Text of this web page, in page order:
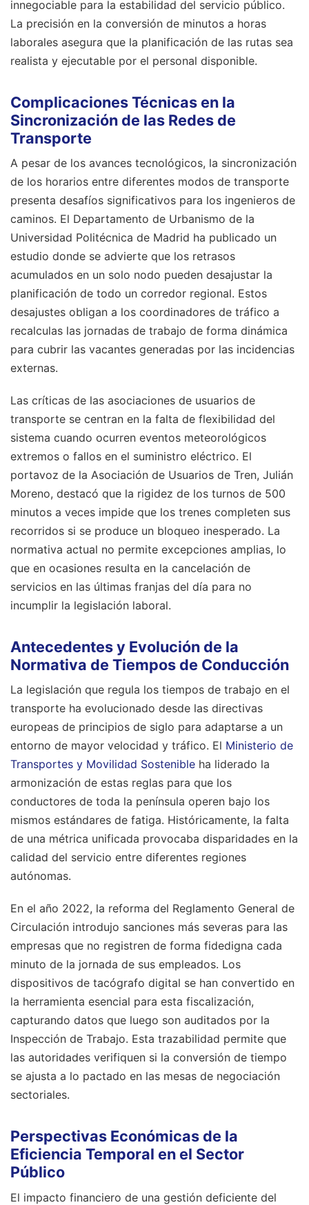
innegociable para la estabilidad del servicio público.
La precisión en la conversión de minutos a horas
laborales asegura que la planificación de las rutas sea
realista y ejecutable por el personal disponible.
Complicaciones Técnicas en la
Sincronización de las Redes de
Transporte
A pesar de los avances tecnológicos, la sincronización
de los horarios entre diferentes modos de transporte
presenta desafíos significativos para los ingenieros de
caminos. El Departamento de Urbanismo de la
Universidad Politécnica de Madrid ha publicado un
estudio donde se advierte que los retrasos
acumulados en un solo nodo pueden desajustar la
planificación de todo un corredor regional. Estos
desajustes obligan a los coordinadores de tráfico a
recalculas las jornadas de trabajo de forma dinámica
para cubrir las vacantes generadas por las incidencias
externas.
Las críticas de las asociaciones de usuarios de
transporte se centran en la falta de flexibilidad del
sistema cuando ocurren eventos meteorológicos
extremos o fallos en el suministro eléctrico. El
portavoz de la Asociación de Usuarios de Tren, Julián
Moreno, destacó que la rigidez de los turnos de 500
minutos a veces impide que los trenes completen sus
recorridos si se produce un bloqueo inesperado. La
normativa actual no permite excepciones amplias, lo
que en ocasiones resulta en la cancelación de
servicios en las últimas franjas del día para no
incumplir la legislación laboral.
Antecedentes y Evolución de la
Normativa de Tiempos de Conducción
La legislación que regula los tiempos de trabajo en el
transporte ha evolucionado desde las directivas
europeas de principios de siglo para adaptarse a un
entorno de mayor velocidad y tráfico. El Ministerio de
Transportes y Movilidad Sostenible ha liderado la
armonización de estas reglas para que los
conductores de toda la península operen bajo los
mismos estándares de fatiga. Históricamente, la falta
de una métrica unificada provocaba disparidades en la
calidad del servicio entre diferentes regiones
autónomas.
En el año 2022, la reforma del Reglamento General de
Circulación introdujo sanciones más severas para las
empresas que no registren de forma fidedigna cada
minuto de la jornada de sus empleados. Los
dispositivos de tacógrafo digital se han convertido en
la herramienta esencial para esta fiscalización,
capturando datos que luego son auditados por la
Inspección de Trabajo. Esta trazabilidad permite que
las autoridades verifiquen si la conversión de tiempo
se ajusta a lo pactado en las mesas de negociación
sectoriales.
Perspectivas Económicas de la
Eficiencia Temporal en el Sector
Público
El impacto financiero de una gestión deficiente del